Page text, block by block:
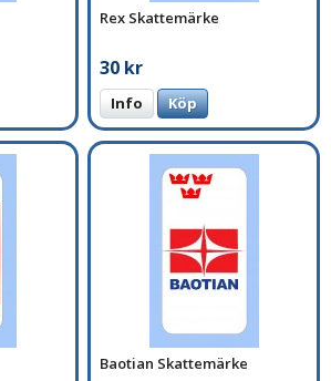
Rex Skattemärke
30 kr
Info Köp
Baotian Skattemärke